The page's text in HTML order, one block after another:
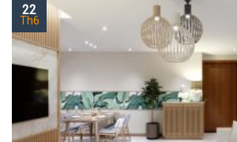
22
Th6